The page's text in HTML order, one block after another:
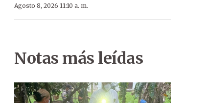
Agosto 8, 2026 11:10 a. m.
Notas más leídas